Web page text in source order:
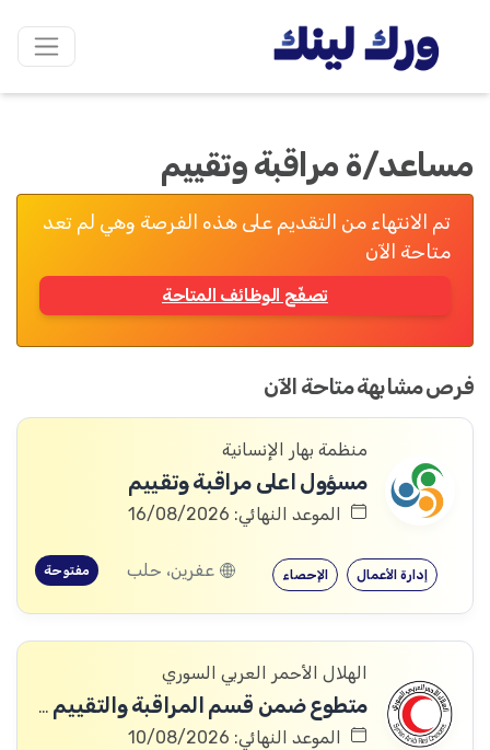
مساعد/ة مراقبة وتقييم
تم الانتهاء من التقديم على هذه الفرصة وهي لم تعد
متاحة الآن
تصفّح الوظائف المتاحة
فرص مشابهة متاحة الآن
منظمة بهار الإنسانية
مسؤول اعلى مراقبة وتقييم
الموعد النهائي: 16/08/2026
الإحصاء إدارة الأعمال عفرين، حلب مفتوحة
الهلال الأحمر العربي السوري
متطوع ضمن قسم المراقبة والتقييم والتعلم (MEAL)
الموعد النهائي: 10/08/2026